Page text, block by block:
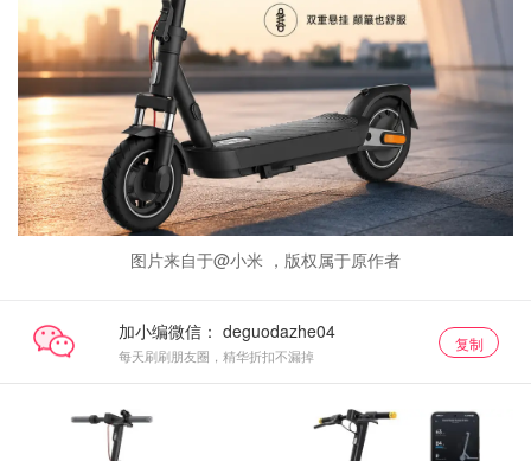
图片来自于@小米 ，版权属于原作者
加小编微信：
每天刷刷朋友圈，精华折扣不漏掉
复制